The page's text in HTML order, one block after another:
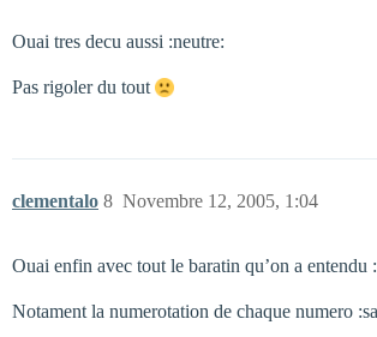
Ouai tres decu aussi :neutre:
Pas rigoler du tout
clementalo Novembre 12, 2005, 1:04
8
Ouai enfin avec tout le baratin qu’on a entendu
Notament la numerotation de chaque numero